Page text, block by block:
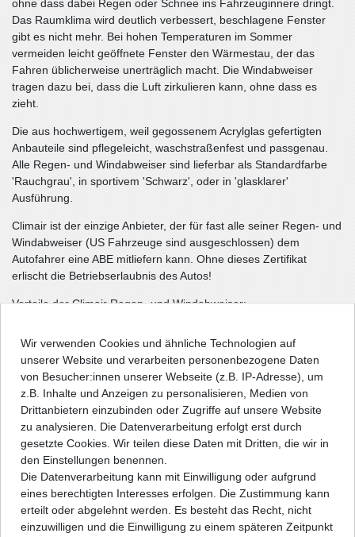
ohne dass dabei Regen oder Schnee ins Fahrzeuginnere dringt.
Das Raumklima wird deutlich verbessert, beschlagene Fenster
gibt es nicht mehr. Bei hohen Temperaturen im Sommer
vermeiden leicht geöffnete Fenster den Wärmestau, der das
Fahren üblicherweise unerträglich macht. Die Windabweiser
tragen dazu bei, dass die Luft zirkulieren kann, ohne dass es
zieht.
Die aus hochwertigem, weil gegossenem Acrylglas gefertigten
Anbauteile sind pflegeleicht, waschstraßenfest und passgenau.
Alle Regen- und Windabweiser sind lieferbar als Standardfarbe
'Rauchgrau', in sportivem 'Schwarz', oder in 'glasklarer'
Ausführung.
Climair ist der einzige Anbieter, der für fast alle seiner Regen- und
Windabweiser (US Fahrzeuge sind ausgeschlossen) dem
Autofahrer eine ABE mitliefern kann. Ohne dieses Zertifikat
erlischt die Betriebserlaubnis des Autos!
Vorteile der Climair Regen- und Windabweiser:
Optimale Be- und Entlüftung.
Höchstmögliche Belastbarkeit und Passgenauigkeit.
Einfache Montage (nur stecken, kein kleben!).
Für Raucher ein muss, bei leicht geöffneten Scheiben kann
der Rauch schnell abziehen.
Keine beschlagenen Scheiben durch feuchte Hunde.
Im Sommer zirkuliert die Luft und belastender Wärmestau
entsteht nicht.
Aus hochwertigem gegossenen Acrylglas gefertigt.
Pflegeleicht und waschanlagenfest.
Mit ABE (eintragungs- u. abnahmefrei in der EU)
Mit Zulassung für die Schweiz (nur klare Ausführung)
Wir verwenden Cookies und ähnliche Technologien auf
unserer Website und verarbeiten personenbezogene Daten
von Besucher:innen unserer Webseite (z.B. IP-Adresse), um
z.B. Inhalte und Anzeigen zu personalisieren, Medien von
Drittanbietern einzubinden oder Zugriffe auf unsere Website
zu analysieren. Die Datenverarbeitung erfolgt erst durch
gesetzte Cookies. Wir teilen diese Daten mit Dritten, die wir in
den Einstellungen benennen.
Die Datenverarbeitung kann mit Einwilligung oder aufgrund
eines berechtigten Interesses erfolgen. Die Zustimmung kann
erteilt oder abgelehnt werden. Es besteht das Recht, nicht
einzuwilligen und die Einwilligung zu einem späteren Zeitpunkt